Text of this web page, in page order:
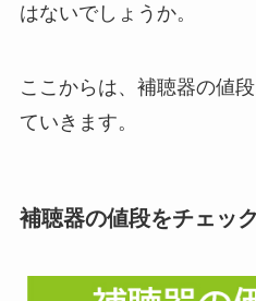
はないでしょうか。
ここからは、補聴器の値
ていきます。
補聴器の値段をチェッ